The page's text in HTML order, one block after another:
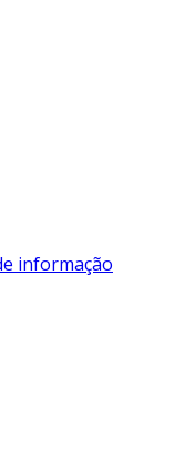
informação